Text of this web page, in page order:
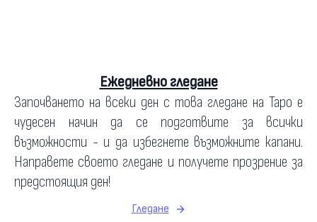
Ежедневно гледане
Започването на всеки ден с това гледане на Таро е
чудесен начин да се подготвите за всички
възможности - и да избегнете възможните капани.
Направете своето гледане и получете прозрение за
предстоящия ден!
Гледане